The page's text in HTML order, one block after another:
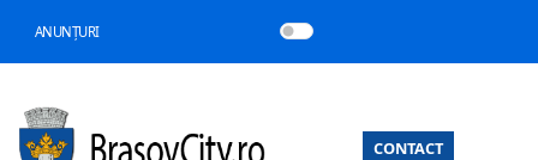
ANUNȚURI
CONTACT